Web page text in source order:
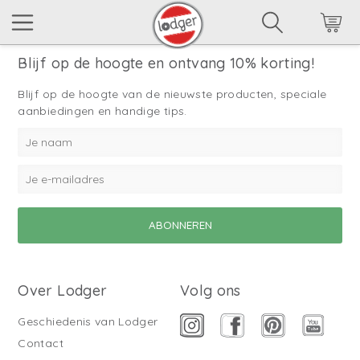
Blijf op de hoogte en ontvang 10% korting!
Blijf op de hoogte van de nieuwste producten, speciale
aanbiedingen en handige tips.
Over Lodger
Geschiedenis van Lodger
Contact
Volg ons